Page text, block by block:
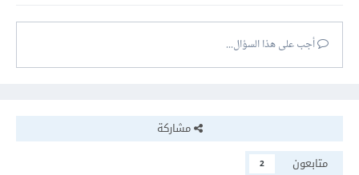
أجب على هذا السؤال...
مشاركة
متابعون
2